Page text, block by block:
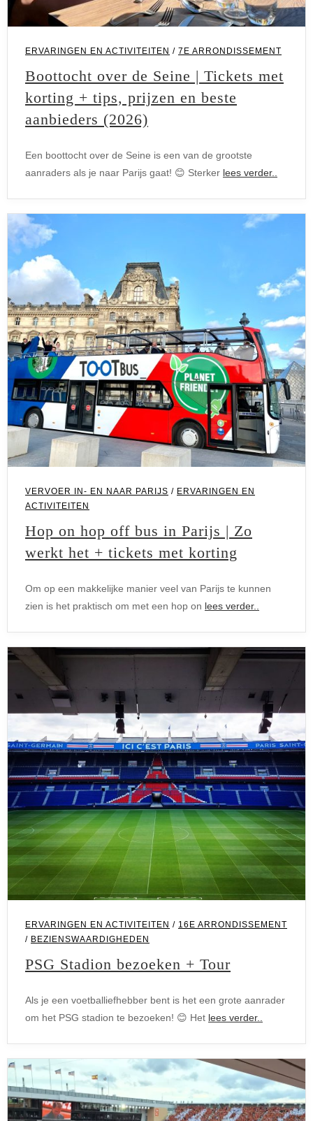
ERVARINGEN EN ACTIVITEITEN / 7E ARRONDISSEMENT
Boottocht over de Seine | Tickets met
korting + tips, prijzen en beste
aanbieders (2026)
Een boottocht over de Seine is een van de grootste
aanraders als je naar Parijs gaat! 😊 Sterker lees verder..
VERVOER IN- EN NAAR PARIJS / ERVARINGEN EN
ACTIVITEITEN
Hop on hop off bus in Parijs | Zo
werkt het + tickets met korting
Om op een makkelijke manier veel van Parijs te kunnen
zien is het praktisch om met een hop on lees verder..
ERVARINGEN EN ACTIVITEITEN / 16E ARRONDISSEMENT
/ BEZIENSWAARDIGHEDEN
PSG Stadion bezoeken + Tour
Als je een voetballiefhebber bent is het een grote aanrader
om het PSG stadion te bezoeken! 😊 Het lees verder..